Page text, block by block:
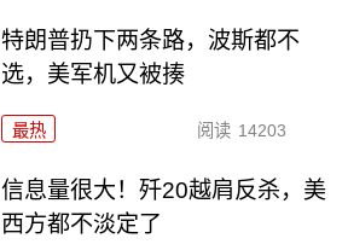
特朗普扔下两条路，波斯都不
选，美军机又被揍
最热 阅读 14203
信息量很大！歼20越肩反杀，美
西方都不淡定了